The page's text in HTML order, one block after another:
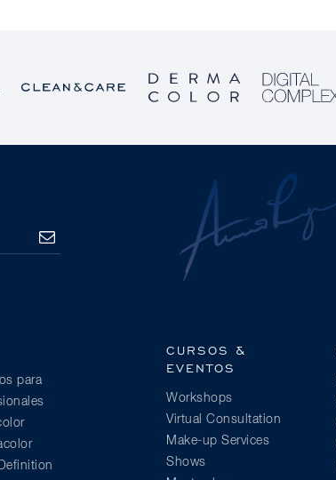
SUSCRIBE
para
CURSOS &
EVENTOS
Workshops
Virtual Consultation
Make-up Services
Shows